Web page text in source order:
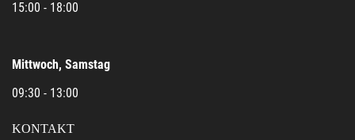
15:00 - 18:00
Mittwoch, Samstag
09:30 - 13:00
KONTAKT